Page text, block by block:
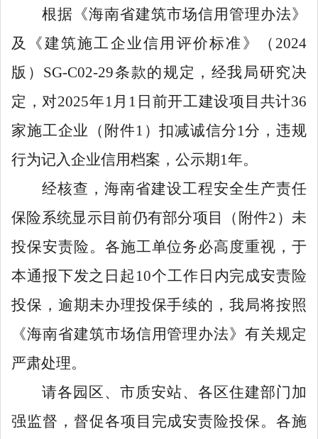
根据 《海南省建筑市场信用管理办法》
及
《建筑施工企业信用评价标准》（ 2024
版） SG-C02-29条款的规定，经我局研究决
定，对2025年1 月 1 日前开工建设项目 共计36
家施工企业（附件1 ）扣减诚信分1分，违规
行为记入企业信用档案，公示期1年。
经核查 ， 海南省建设工程安全生产责任
保险系统显示目前仍有部分项目（附件2 ）未
投保安责险。 各施工单位务必高度重视，于
本通报下发之日起 10个工作 日内完成安责险
投保，逾期未办理投保手续的，我局将按照
《海南省建筑市场信用管理办法》有关规定
严肃处理。
请各园区、市质安站、各区住建部门加
强监督，督促各项目完成安责险投保。各施